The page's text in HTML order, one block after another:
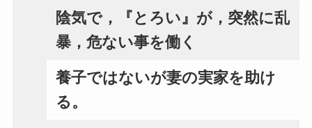
陰気で，『とろい』が，突然に乱
暴，危ない事を働く
養子ではないが妻の実家を助け
る。